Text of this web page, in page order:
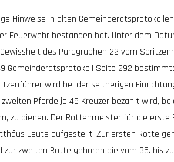
Hinweise in alten
Feuerwehr bestanden hat. Unter dem
Gewissheit des Paragraphen 22 vom
Gemeinderatsprotokoll Seite 292
wird bei der seitherigen
zweiten Pferde je 45 Kreuzer bezahlt wird,
zu dienen. Der Rottenmeister für die
Leute aufgestellt. Zur ersten Rotte
zur zweiten Rotte gehören die vom 35. bis